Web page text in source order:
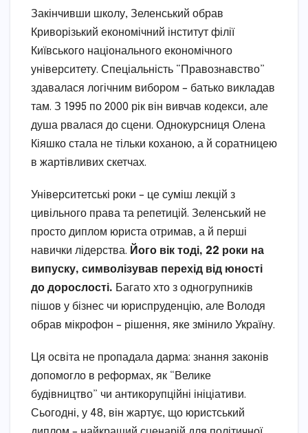
Закінчивши школу, Зеленський обрав
Криворізький економічний інститут філії
Київського національного економічного
університету. Спеціальність “Правознавство”
здавалася логічним вибором – батько викладав
там. З 1995 по 2000 рік він вивчав кодекси, але
душа рвалася до сцени. Однокурсниця Олена
Кіяшко стала не тільки коханою, а й соратницею
в жартівливих скетчах.
Університетські роки – це суміш лекцій з
цивільного права та репетицій. Зеленський не
просто диплом юриста отримав, а й перші
навички лідерства. Його вік тоді, 22 роки на
випуску, символізував перехід від юності
до дорослості. Багато хто з одногрупників
пішов у бізнес чи юриспруденцію, але Володя
обрав мікрофон – рішення, яке змінило Україну.
Ця освіта не пропадала дарма: знання законів
допомогло в реформах, як “Велике
будівництво” чи антикорупційні ініціативи.
Сьогодні, у 48, він жартує, що юристський